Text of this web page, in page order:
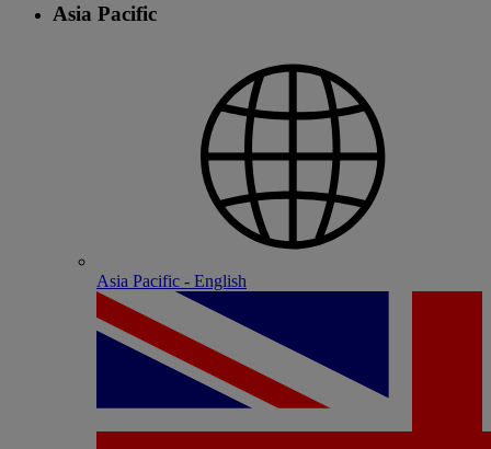
Asia Pacific
Asia Pacific - English